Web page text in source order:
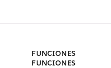
FUNCIONES
FUNCIONES